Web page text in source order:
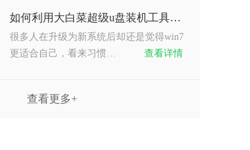
如何利用大白菜超级u盘装机工具重装系统win7？
很多人在升级为新系统后却还是觉得win7
更适合自己，看来习惯…
查看详情
查看更多+